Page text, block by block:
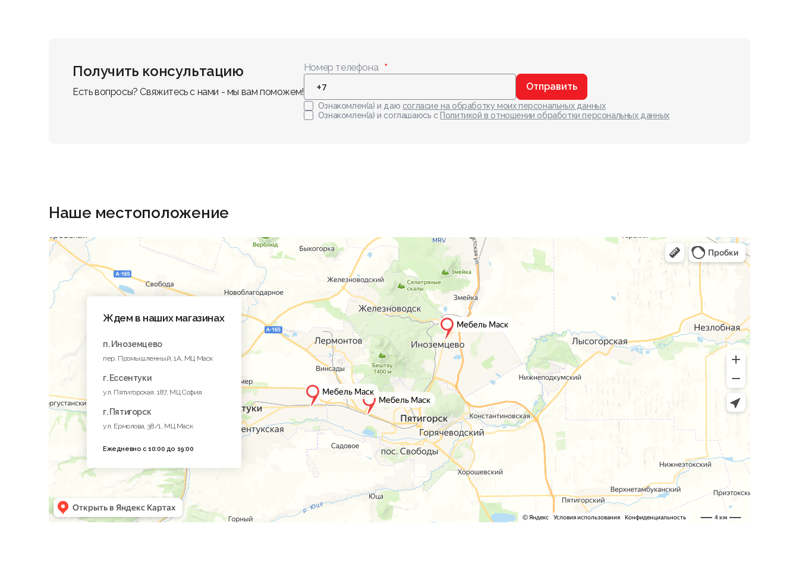
Получить консультацию
Есть вопросы? Свяжитесь с нами - мы вам поможем!
Номер телефона
Отправить
Ознакомлен(а) и даю согласие на обработку моих персональных данных
Ознакомлен(а) и соглашаюсь с Политикой в отношении обработки персональных данных
Наше местоположение
Ждем в наших магазинах
п. Иноземцево
пер. Промышленный, 1A, МЦ Маск
г. Ессентуки
ул. Пятигорская, 187, МЦ София
г. Пятигорск
ул. Ермолова, 38/1, МЦ Маск
Ежедневно с 10:00 до 19:00